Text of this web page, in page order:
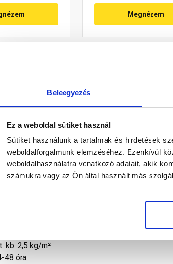
Beleegyezés
Ez a weboldal sütiket használ
Sütiket használunk a tartalmak és hirdetések
weboldalforgalmunk elemzéséhez. Ezenkívül
weboldalhasználatra vonatkozó adatait, akik
számukra vagy az Ön által használt más
Megnézem
végén fontos információkat talál a termékkel
akril vékonyvakolat
finoman
hőszigetelő rendszerek időjárásálló
előtt a felületet Masterplast
80% lehet. A felületet száradása alatt erős,
kb. 2,5 kg/m²
48 óra